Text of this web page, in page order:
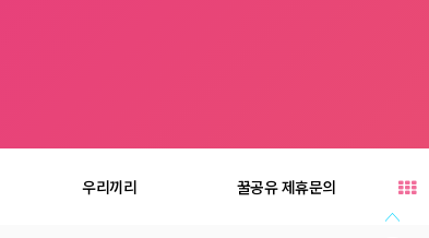
우리끼리 꿀공유 제휴문의